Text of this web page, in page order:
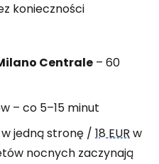
konieczności
Centrale – 60
– co 5–15 minut
w jedną stronę / 18 EURw
nocnych zaczynają